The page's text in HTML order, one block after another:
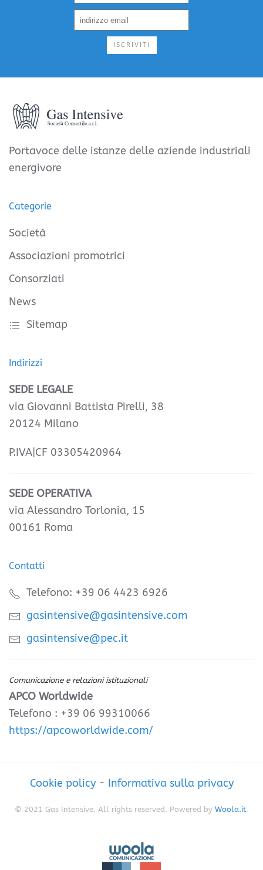
ISCRIVITI
Portavoce delle istanze delle aziende industriali
energivore
Categorie
Società
Associazioni promotrici
Consorziati
News
Sitemap
Indirizzi
SEDE LEGALE
via Giovanni Battista Pirelli, 38
20124 Milano
P.IVA|CF 03305420964
SEDE OPERATIVA
via Alessandro Torlonia, 15
00161 Roma
Contatti
Telefono: +39 06 4423 6926
gasintensive@gasintensive.com
gasintensive@pec.it
Comunicazione e relazioni istituzionali
APCO Worldwide
Telefono : +39 06 99310066
https://apcoworldwide.com/
Cookie policy- Informativa sulla privacy
© 2021 Gas Intensive. All rights reserved. Powered by Woola.it.